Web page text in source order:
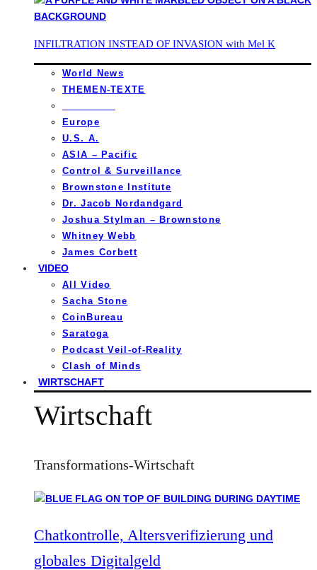
INFILTRATION INSTEAD OF INVASION with Mel K
World News
THEMEN-TEXTE
Europe
U.S. A.
ASIA – Pacific
Control & Surveillance
Brownstone Institute
Dr. Jacob Nordandgard
Joshua Stylman – Brownstone
Whitney Webb
James Corbett
VIDEO
All Video
Sacha Stone
CoinBureau
Saratoga
Podcast Veil-of-Reality
Clash of Minds
WIRTSCHAFT
Wirtschaft
Transformations-Wirtschaft
Chatkontrolle, Altersverifizierung und
globales Digitalgeld